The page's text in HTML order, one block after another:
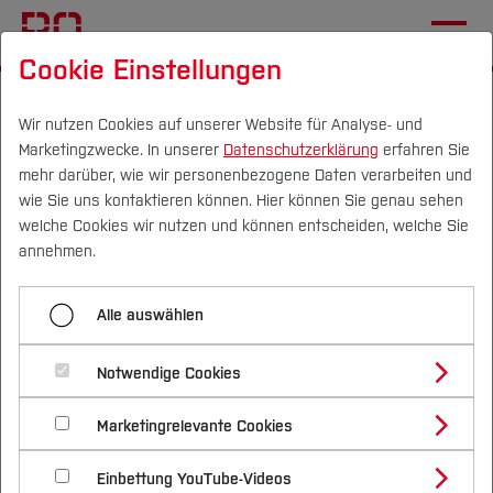
Campus Personen DE|EN Quicklinks
Studium
Studienangebote
Bachelorstudiengänge
Masterstudiengänge
Vor dem Studium
Bewerben & Einschreiben
Bewerbungsportal
Im Studium
Studienbüros und Prüfungen
Nach dem Studium
Forschung & Transfer
Profil
Forschungs- und Transferprofil
Schwerpunkte (FuT)
Beratung & Förderung
Nachhaltigkeit
Nachhaltigkeit studieren
International
Hochschulkommunikation
Newsletter (intern)
#03
Menü aufklappen
#01
#03
#04
Newsletter #03 der
Hochschule Bochum
Cookie Einstellungen
Wir nutzen Cookies auf unserer Website für Analyse- und
Marketingzwecke. In unserer Datenschutzerklärung erfahren Sie
mehr darüber, wie wir personenbezogene Daten verarbeiten und
wie Sie uns kontaktieren können. Hier können Sie genau sehen
welche Cookies wir nutzen und können entscheiden, welche Sie
annehmen.
Alle auswählen
Notwendige Cookies
Marketingrelevante Cookies
Einbettung YouTube-Videos